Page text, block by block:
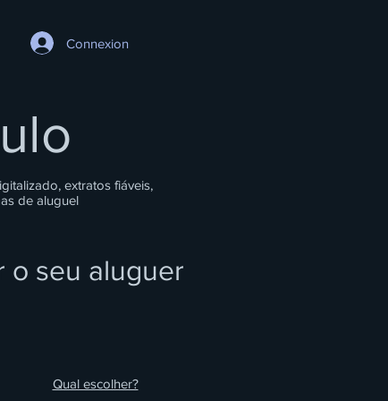
Connexion
extratos fiáveis,
de aluguel
o seu aluguer
Qual escolher?